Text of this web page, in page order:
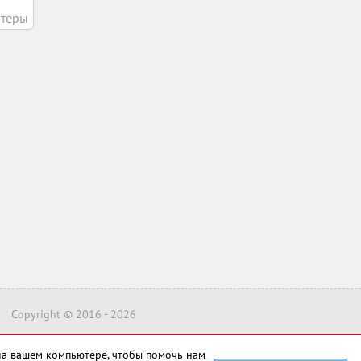
Copyright © 2016 - 2026
вашем компьютере, чтобы помочь нам